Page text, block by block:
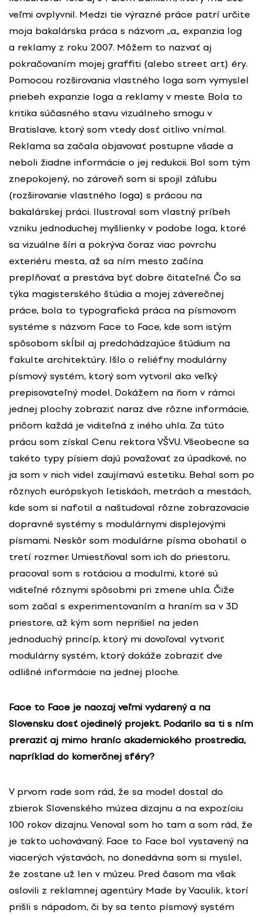
veľmi ovplyvnil. Medzi tie výrazné práce patrí určite
moja bakalárska práca s názvom „a„ expanzia log
a reklamy z roku 2007. Môžem to nazvať aj
pokračovaním mojej graffiti (alebo street art) éry.
Pomocou rozširovania vlastného loga som vymyslel
priebeh expanzie loga a reklamy v meste. Bola to
kritika súčasného stavu vizuálneho smogu v
Bratislave, ktorý som vtedy dosť citlivo vnímal.
Reklama sa začala objavovať postupne všade a
neboli žiadne informácie o jej redukcii. Bol som tým
znepokojený, no zároveň som si spojil záľubu
(rozširovanie vlastného loga) s prácou na
bakalárskej práci. Ilustroval som vlastný príbeh
vzniku jednoduchej myšlienky v podobe loga, ktoré
sa vizuálne šíri a pokrýva čoraz viac povrchu
exteriéru mesta, až sa ním mesto začína
preplňovať a prestáva byť dobre čitateľné. Čo sa
týka magisterského štúdia a mojej záverečnej
práce, bola to typografická práca na písmovom
systéme s názvom Face to Face, kde som istým
spôsobom skĺbil aj predchádzajúce štúdium na
fakulte architektúry. Išlo o reliéfny modulárny
písmový systém, ktorý som vytvoril ako veľký
prepisovateľný model. Dokážem na ňom v rámci
jednej plochy zobraziť naraz dve rôzne informácie,
pričom každá je viditeľná z iného uhla. Za túto
prácu som získal Cenu rektora VŠVU. Všeobecne sa
takéto typy písiem dajú považovať za úpadkové, no
ja som v nich videl zaujímavú estetiku. Behal som po
rôznych európskych letiskách, metrách a mestách,
kde som si nafotil a naštudoval rôzne zobrazovacie
dopravné systémy s modulárnymi displejovými
písmami. Neskôr som modulárne písma obohatil o
tretí rozmer. Umiestňoval som ich do priestoru,
pracoval som s rotáciou a modulmi, ktoré sú
viditeľné rôznymi spôsobmi pri zmene uhla. Čiže
som začal s experimentovaním a hraním sa v 3D
priestore, až kým som neprišiel na jeden
jednoduchý princíp, ktorý mi dovoľoval vytvoriť
modulárny systém, ktorý dokáže zobraziť dve
odlišné informácie na jednej ploche.
Face to Face je naozaj veľmi vydarený a na
Slovensku dosť ojedinelý projekt. Podarilo sa ti s ním
preraziť aj mimo hraníc akademického prostredia,
napríklad do komerčnej sféry?
V prvom rade som rád, že sa model dostal do
zbierok Slovenského múzea dizajnu a na expozíciu
100 rokov dizajnu. Venoval som ho tam a som rád, že
je takto uchovávaný. Face to Face bol vystavený na
viacerých výstavách, no donedávna som si myslel,
že zostane už len v múzeu. Pred časom ma však
oslovili z reklamnej agentúry Made by Vaculik, ktorí
prišli s nápadom, či by sa tento písmový systém